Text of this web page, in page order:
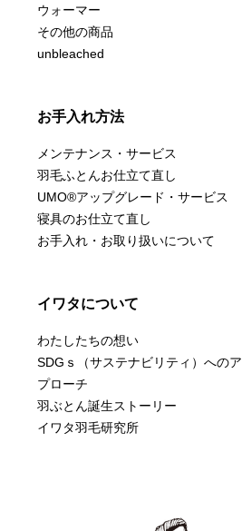
ウォーマー
その他の商品
unbleached
お手入れ方法
メンテナンス・サービス
羽毛ふとんお仕立て直し
UMO®アップグレード・サービス
寝具のお仕立て直し
お手入れ・お取り扱いについて
イワタについて
わたしたちの想い
SDGｓ（サステナビリティ）へのア
プローチ
羽ぶとん誕生ストーリー
イワタ羽毛研究所